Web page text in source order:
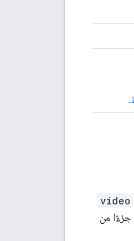
video
من